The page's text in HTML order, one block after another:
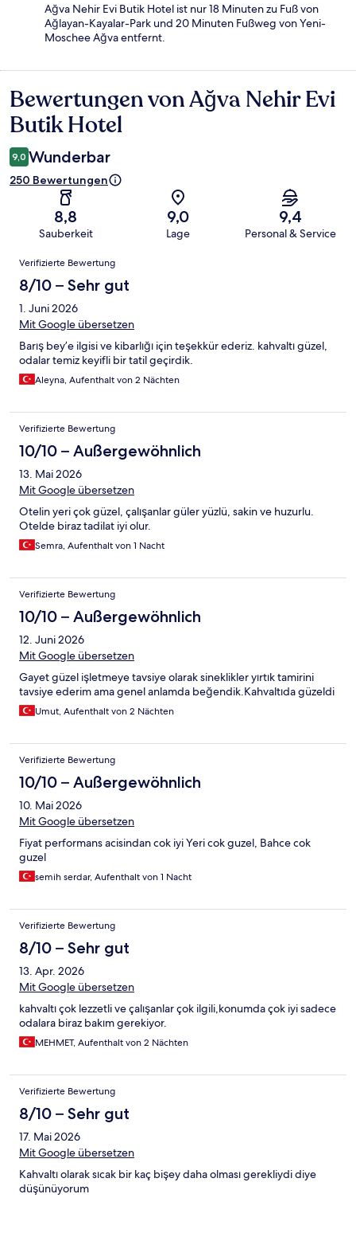
Ağva Nehir Evi Butik Hotel ist nur 18 Minuten zu Fuß von
Ağlayan-Kayalar-Park und 20 Minuten Fußweg von Yeni-
Moschee Ağva entfernt.
Bewertungen
Bewertungen von Ağva Nehir Evi
Butik Hotel
9,0 Wunderbar
250 Bewertungen
8,8
Sauberkeit
9,0
Lage
9,4
Personal & Service
Bewertungen
Verifizierte Bewertung
8/10 – Sehr gut
1. Juni 2026
Mit Google übersetzen
Barış bey’e ilgisi ve kibarlığı için teşekkür ederiz. kahvaltı güzel,
odalar temiz keyifli bir tatil geçirdik.
Aleyna, Aufenthalt von 2 Nächten
Verifizierte Bewertung
10/10 – Außergewöhnlich
13. Mai 2026
Mit Google übersetzen
Otelin yeri çok güzel, çalışanlar güler yüzlü, sakin ve huzurlu.
Otelde biraz tadilat iyi olur.
Semra, Aufenthalt von 1 Nacht
Verifizierte Bewertung
10/10 – Außergewöhnlich
12. Juni 2026
Mit Google übersetzen
Gayet güzel işletmeye tavsiye olarak sineklikler yırtık tamirini
tavsiye ederim ama genel anlamda beğendik.Kahvaltıda güzeldi
Umut, Aufenthalt von 2 Nächten
Verifizierte Bewertung
10/10 – Außergewöhnlich
10. Mai 2026
Mit Google übersetzen
Fiyat performans acisindan cok iyi Yeri cok guzel, Bahce cok
guzel
semih serdar, Aufenthalt von 1 Nacht
Verifizierte Bewertung
8/10 – Sehr gut
13. Apr. 2026
Mit Google übersetzen
kahvaltı çok lezzetli ve çalışanlar çok ilgili,konumda çok iyi sadece
odalara biraz bakım gerekiyor.
MEHMET, Aufenthalt von 2 Nächten
Verifizierte Bewertung
8/10 – Sehr gut
17. Mai 2026
Mit Google übersetzen
Kahvaltı olarak sıcak bir kaç bişey daha olması gerekliydi diye
düşünüyorum